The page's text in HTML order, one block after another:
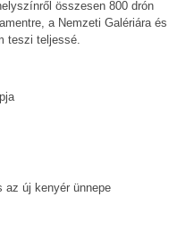
összesen 800 drón
a Nemzeti Galériára és
teszi teljessé.
az új kenyér ünnepe